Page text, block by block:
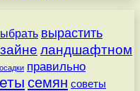
вырастить
ландшафтном
правильно
семян советы